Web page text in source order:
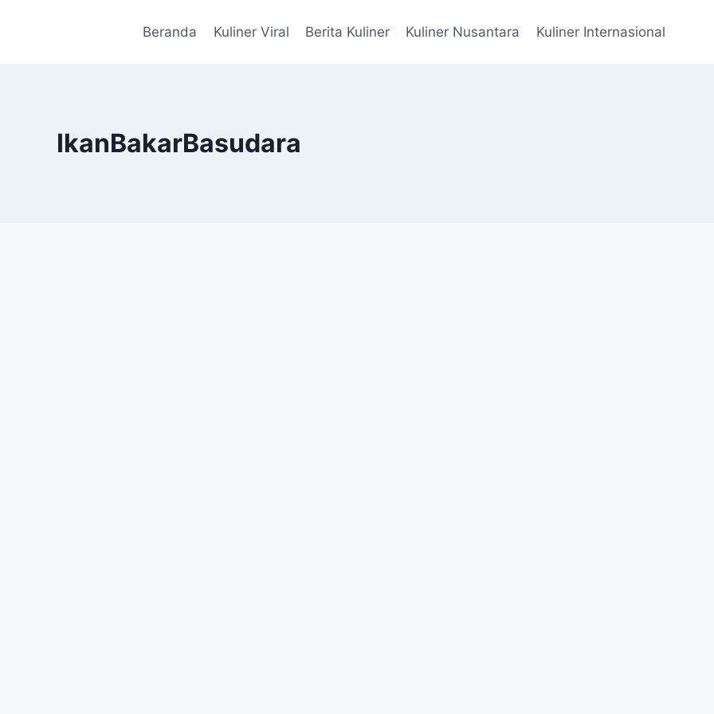
Beranda Kuliner Viral Berita Kuliner Kuliner Nusantara Kuliner Internasional
IkanBakarBasudara